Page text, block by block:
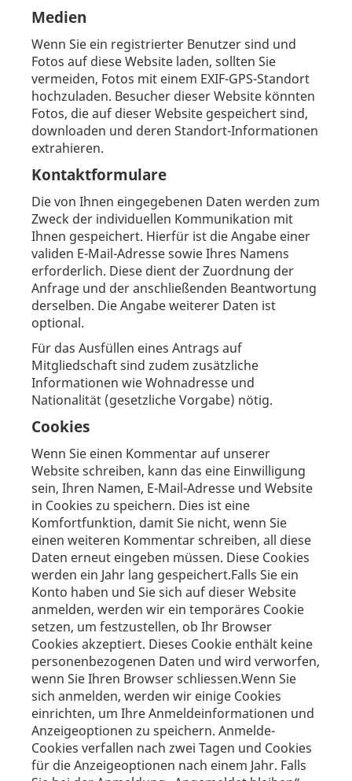
Medien
Wenn Sie ein registrierter Benutzer sind und
Fotos auf diese Website laden, sollten Sie
vermeiden, Fotos mit einem EXIF-GPS-Standort
hochzuladen. Besucher dieser Website könnten
Fotos, die auf dieser Website gespeichert sind,
downloaden und deren Standort-Informationen
extrahieren.
Kontaktformulare
Die von Ihnen eingegebenen Daten werden zum
Zweck der individuellen Kommunikation mit
Ihnen gespeichert. Hierfür ist die Angabe einer
validen E-Mail-Adresse sowie Ihres Namens
erforderlich. Diese dient der Zuordnung der
Anfrage und der anschließenden Beantwortung
derselben. Die Angabe weiterer Daten ist
optional.
Für das Ausfüllen eines Antrags auf
Mitgliedschaft sind zudem zusätzliche
Informationen wie Wohnadresse und
Nationalität (gesetzliche Vorgabe) nötig.
Cookies
Wenn Sie einen Kommentar auf unserer
Website schreiben, kann das eine Einwilligung
sein, Ihren Namen, E-Mail-Adresse und Website
in Cookies zu speichern. Dies ist eine
Komfortfunktion, damit Sie nicht, wenn Sie
einen weiteren Kommentar schreiben, all diese
Daten erneut eingeben müssen. Diese Cookies
werden ein Jahr lang gespeichert.Falls Sie ein
Konto haben und Sie sich auf dieser Website
anmelden, werden wir ein temporäres Cookie
setzen, um festzustellen, ob Ihr Browser
Cookies akzeptiert. Dieses Cookie enthält keine
personenbezogenen Daten und wird verworfen,
wenn Sie Ihren Browser schliessen.Wenn Sie
sich anmelden, werden wir einige Cookies
einrichten, um Ihre Anmeldeinformationen und
Anzeigeoptionen zu speichern. Anmelde-
Cookies verfallen nach zwei Tagen und Cookies
für die Anzeigeoptionen nach einem Jahr. Falls